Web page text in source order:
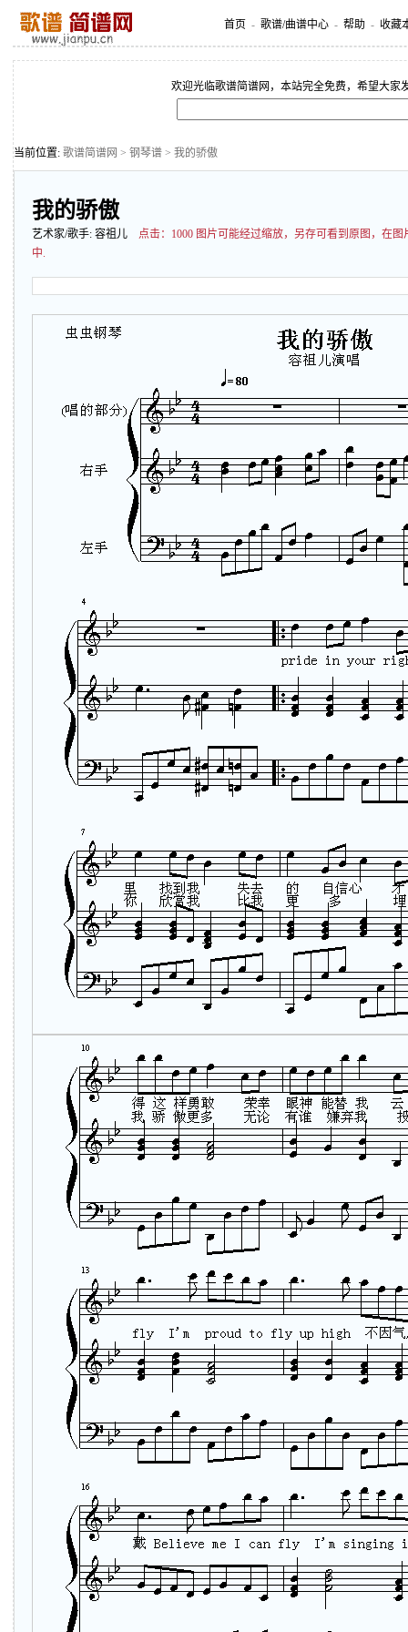
首页 - 歌谱/曲谱中心 - 帮助 - 收藏
欢迎光临歌谱简谱网，本站完全免费，希望大家
当前位置: 歌谱简谱网 > 钢琴谱 > 我的骄傲
我的骄傲
艺术家/歌手: 容祖儿 点击： 1000 图片可能经过缩放，另存可看到原图，在
中.